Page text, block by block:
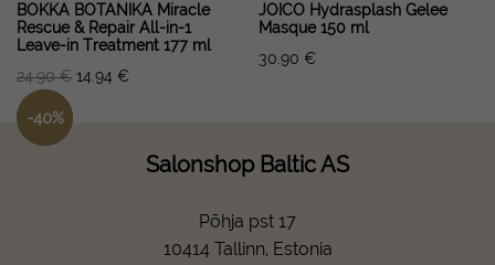
BOKKA BOTANIKA Miracle
Rescue & Repair All-in-1
Leave-in Treatment 177 ml
24.90€ 14.94 €
-40%
JOICO Hydrasplash Gelee
Masque 150 ml
30.90 €
Salonshop Baltic AS
Põhja pst 17
10414 Tallinn, Estonia